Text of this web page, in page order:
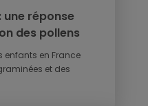
réponse
des pollens
enfants en France
et des